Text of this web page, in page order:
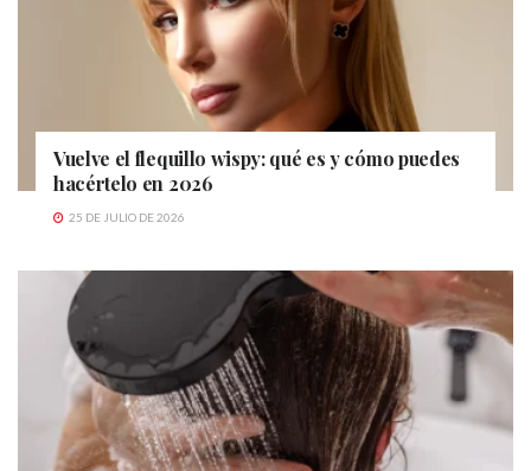
Vuelve el flequillo wispy: qué es y cómo puedes
hacértelo en 2026
25 DE JULIO DE 2026